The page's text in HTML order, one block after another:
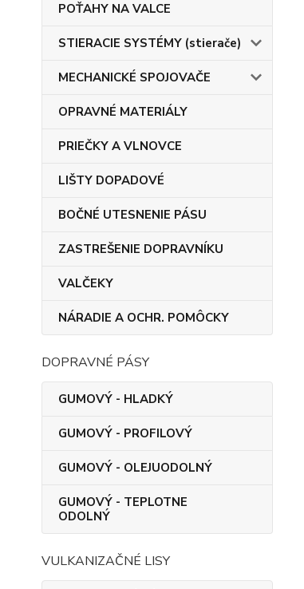
POŤAHY NA VALCE
STIERACIE SYSTÉMY (stierače)
MECHANICKÉ SPOJOVAČE
OPRAVNÉ MATERIÁLY
PRIEČKY A VLNOVCE
LIŠTY DOPADOVÉ
BOČNÉ UTESNENIE PÁSU
ZASTREŠENIE DOPRAVNÍKU
VALČEKY
NÁRADIE A OCHR. POMÔCKY
DOPRAVNÉ PÁSY
GUMOVÝ - HLADKÝ
GUMOVÝ - PROFILOVÝ
GUMOVÝ - OLEJUODOLNÝ
GUMOVÝ - TEPLOTNE
ODOLNÝ
VULKANIZAČNÉ LISY